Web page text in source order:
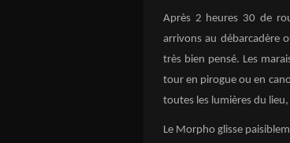
Après 2 heures 30 de
arrivons au débarcadère
très bien pensé. Les
tour en pirogue ou en
toutes les lumières du
Le Morpho glisse